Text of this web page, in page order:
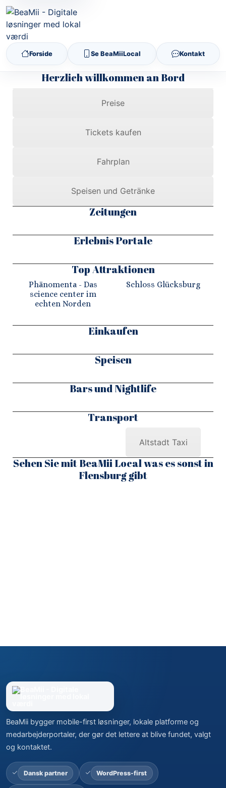
Forside Se BeaMiiLocal Kontakt
Herzlich willkommen an Bord
Preise
Tickets kaufen
Fahrplan
Speisen und Getränke
Zeitungen
Erlebnis Portale
Top Attraktionen
Phänomenta - Das
science center im
echten Norden
Schloss Glücksburg
Einkaufen
Speisen
Bars und Nightlife
Transport
Altstadt Taxi
Sehen Sie mit BeaMii Local was es sonst in
Flensburg gibt
BeaMii bygger mobile-first løsninger, lokale platforme og
medarbejderportaler, der gør det lettere at blive fundet, valgt
og kontaktet.
Dansk partner WordPress-first